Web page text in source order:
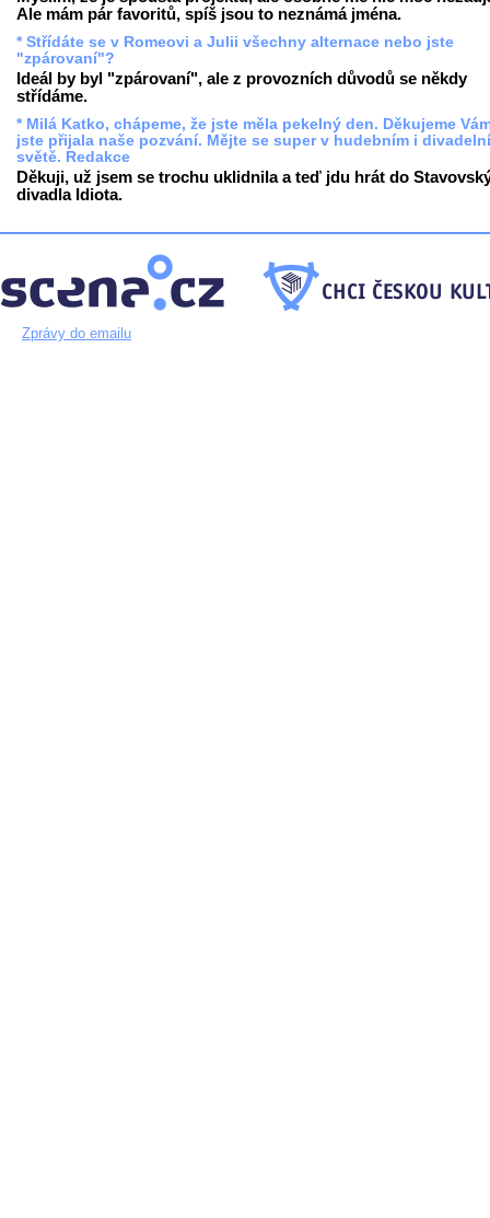
Ale mám pár favoritů, spíš jsou to neznámá jména.
* Střídáte se v Romeovi a Julii všechny alternace nebo jste
"zpárovaní"?
Ideál by byl "zpárovaní", ale z provozních důvodů se někdy
střídáme.
* Milá Katko, chápeme, že jste měla pekelný den. Děkujeme
jste přijala naše pozvání. Mějte se super v hudebním i
světě. Redakce
Děkuji, už jsem se trochu uklidnila a teď jdu hrát do
divadla Idiota.
Zprávy do emailu